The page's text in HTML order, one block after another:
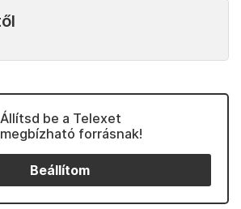
Állítsd be a Telexet
megbízható forrásnak!
Beállítom